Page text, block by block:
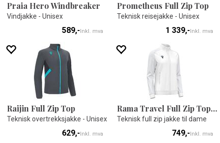
Praia Hero Windbreaker
Vindjakke - Unisex
589,-Inkl. mva
Prometheus Full Zip Top
Teknisk reisejakke - Unisex
1 339,-Inkl. mva
Raijin Full Zip Top
Teknisk overtrekksjakke - Unisex
629,-Inkl. mva
Rama Travel Full Zip Top W
Teknisk full zip jakke til dame
749,-Inkl. mva